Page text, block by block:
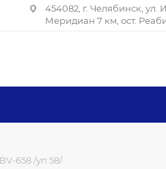
454082, г. Челябинск, ул.
Меридиан 7 км, ост.
658 /уп 58/